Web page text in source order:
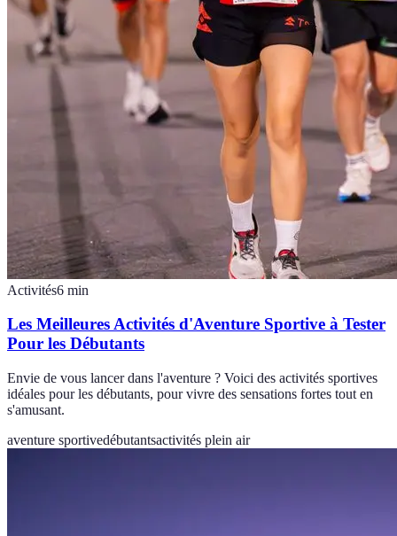
Activités6 min
Les Meilleures Activités d'Aventure Sportive à Tester
Pour les Débutants
Envie de vous lancer dans l'aventure ? Voici des activités sportives
idéales pour les débutants, pour vivre des sensations fortes tout en
s'amusant.
aventure sportivedébutantsactivités plein air